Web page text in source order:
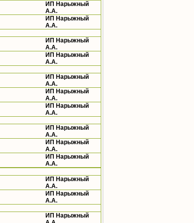
ИП Нарыжный
А.А.
ИП Нарыжный
А.А.
ИП Нарыжный
А.А.
ИП Нарыжный
А.А.
ИП Нарыжный
А.А.
ИП Нарыжный
А.А.
ИП Нарыжный
А.А.
ИП Нарыжный
А.А.
ИП Нарыжный
А.А.
ИП Нарыжный
А.А.
ИП Нарыжный
А.А.
ИП Нарыжный
А.А.
ИП Нарыжный